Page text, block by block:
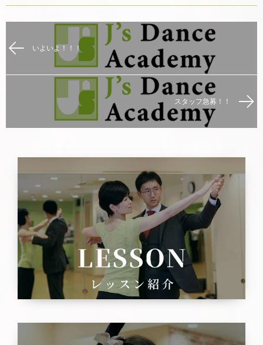
いよいよ！！！
スタッフ急募！！